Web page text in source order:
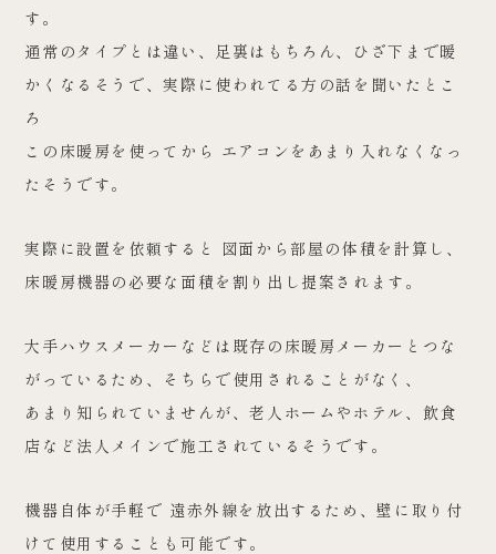
す。
通常のタイプとは違い、足裏はもちろん、ひざ下まで暖
かくなるそうで、実際に使われてる方の話を聞いたとこ
ろ
この床暖房を使ってから エアコンをあまり入れなくなっ
たそうです。
実際に設置を依頼すると 図面から部屋の体積を計算し、
床暖房機器の必要な面積を割り出し提案されます。
大手ハウスメーカーなどは既存の床暖房メーカーとつな
がっているため、そちらで使用されることがなく、
あまり知られていませんが、老人ホームやホテル、飲食
店など法人メインで施工されているそうです。
機器自体が手軽で 遠赤外線を放出するため、壁に取り付
けて使用することも可能です。